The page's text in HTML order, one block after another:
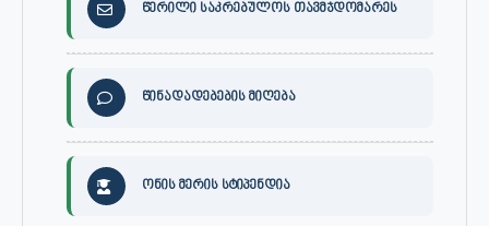
წერილი საკრებულოს თავმჯდომარეს
წინადადებების მიღება
ონის მერის სტიპენდია